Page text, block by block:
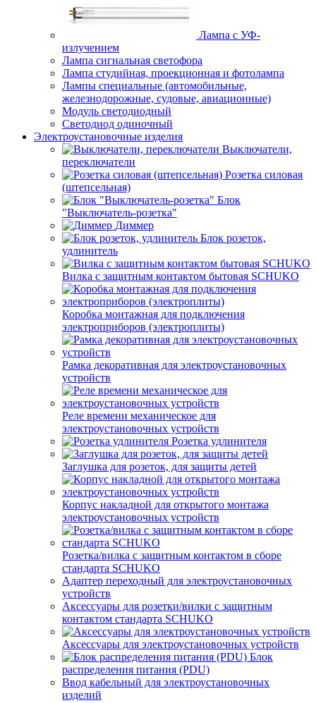
Лампа с УФ-
излучением
Лампа сигнальная светофора
Лампа студийная, проекционная и фотолампа
Лампы специальные (автомобильные,
железнодорожные, судовые, авиационные)
Модуль светодиодный
Светодиод одиночный
Электроустановочные изделия
Выключатели,
переключатели
Розетка силовая
(штепсельная)
Блок
"Выключатель-розетка"
Диммер
Блок розеток,
удлинитель
Вилка с защитным контактом бытовая SCHUKO
Коробка монтажная для подключения
электроприборов (электроплиты)
Рамка декоративная для электроустановочных
устройств
Реле времени механическое для
электроустановочных устройств
Розетка удлинителя
Заглушка для розеток, для защиты детей
Корпус накладной для открытого монтажа
электроустановочных устройств
Розетка/вилка с защитным контактом в сборе
стандарта SCHUKO
Адаптер переходный для электроустановочных
устройств
Аксессуары для розетки/вилки с защитным
контактом стандарта SCHUKO
Аксессуары для электроустановочных устройств
Блок
распределения питания (PDU)
Ввод кабельный для электроустановочных
изделий